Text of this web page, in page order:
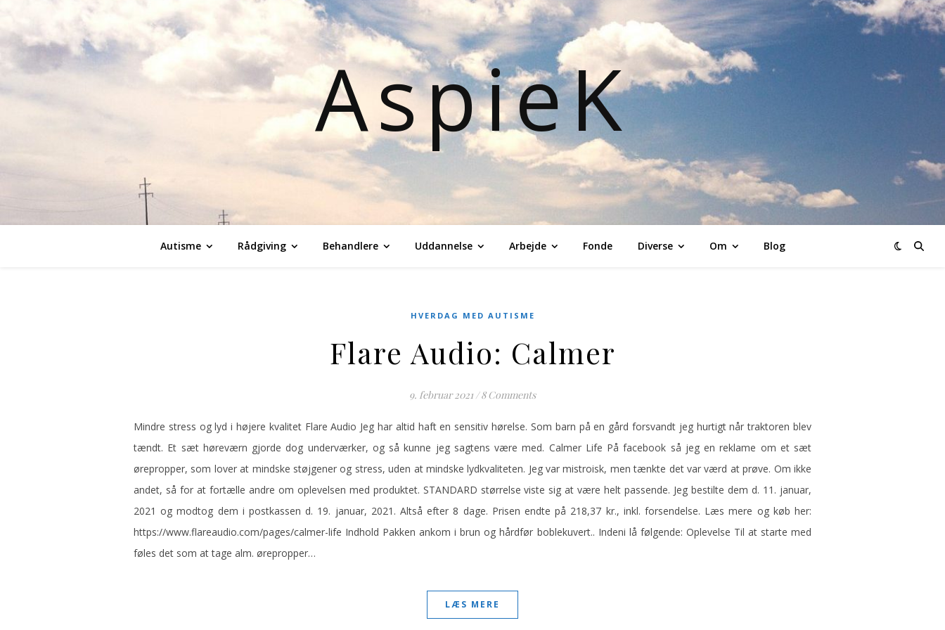
AspieK
Autisme Rådgiving Behandlere Uddannelse Arbejde Fonde Diverse Om Blog
HVERDAG MED AUTISME
Flare Audio: Calmer
9. februar 2021 / 8 Comments
Mindre stress og lyd i højere kvalitet Flare Audio Jeg har altid haft en sensitiv hørelse. Som barn på en gård forsvandt jeg hurtigt når traktoren blev
tændt. Et sæt høreværn gjorde dog underværker, og så kunne jeg sagtens være med. Calmer Life På facebook så jeg en reklame om et sæt
ørepropper, som lover at mindske støjgener og stress, uden at mindske lydkvaliteten. Jeg var mistroisk, men tænkte det var værd at prøve. Om ikke
andet, så for at fortælle andre om oplevelsen med produktet. STANDARD størrelse viste sig at være helt passende. Jeg bestilte dem d. 11. januar,
2021 og modtog dem i postkassen d. 19. januar, 2021. Altså efter 8 dage. Prisen endte på 218,37 kr., inkl. forsendelse. Læs mere og køb her:
https://www.flareaudio.com/pages/calmer-life Indhold Pakken ankom i brun og hårdfør boblekuvert.. Indeni lå følgende: Oplevelse Til at starte med
føles det som at tage alm. ørepropper…
LÆS MERE